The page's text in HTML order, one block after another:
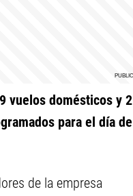
vuelos domésticos y 2
para el día de
de la empresa